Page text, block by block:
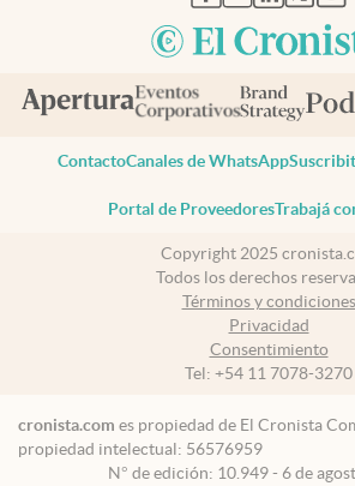
ContactoCanales de WhatsApp
Portal de ProveedoresTrabajá
Copyright 2025
Todos los derechos
Términos y condiciones
Privacidad
Consentimiento
Tel: +54 11 7078-3270
cronista.com es propiedad de El Cronista
propiedad intelectual: 56576959
N° de edición: 10.949 - 6 de